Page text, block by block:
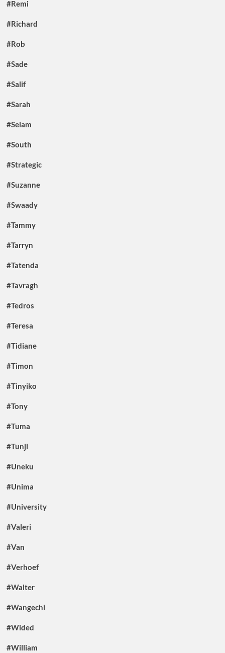
#Remi
#Richard
#Rob
#Sade
#Salif
#Sarah
#Selam
#South
#Strategic
#Suzanne
#Swaady
#Tammy
#Tarryn
#Tatenda
#Tavragh
#Tedros
#Teresa
#Tidiane
#Timon
#Tinyiko
#Tony
#Tuma
#Tunji
#Uneku
#Unima
#University
#Valeri
#Van
#Verhoef
#Walter
#Wangechi
#Wided
#William